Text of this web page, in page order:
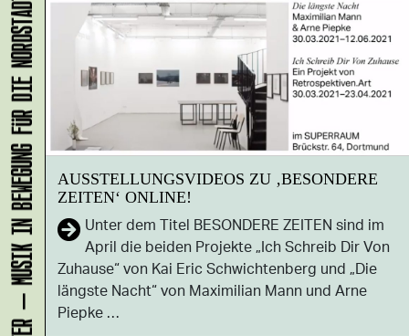
AUSSTELLUNGSVIDEOS ZU ‚BESONDERE
ZEITEN‘ ONLINE!
Unter dem Titel BESONDERE ZEITEN sind im
April die beiden Projekte „Ich Schreib Dir Von
Zuhause“ von Kai Eric Schwichtenberg und „Die
längste Nacht“ von Maximilian Mann und Arne
Piepke …
KLANG-ENTFALTER – MUSIK IN BEWEGUNG FÜR DIE NORDSTADT